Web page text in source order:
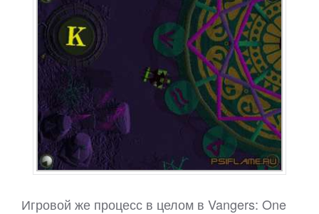
Игровой же процесс в целом в Vangers: One